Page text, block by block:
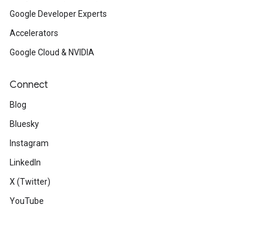
Google Developer Experts
Accelerators
Google Cloud & NVIDIA
Connect
Blog
Bluesky
Instagram
LinkedIn
X (Twitter)
YouTube